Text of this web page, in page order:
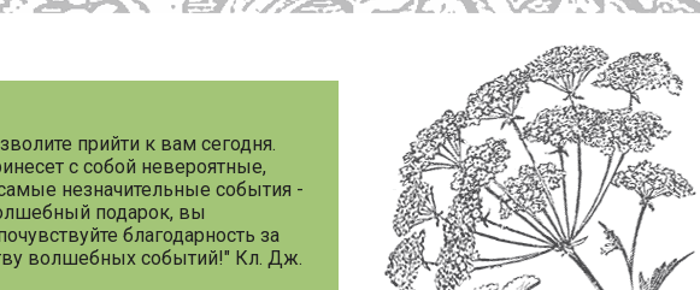
прийти к вам сегодня.
с собой невероятные,
незначительные события -
подарок, вы
благодарность за
волшебных событий!" Кл. Дж.